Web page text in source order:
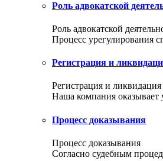
Роль адвокатской
Роль адвокатской
Процесс урегулирования
Регистрация и
Регистрация и
Наша компания оказывает
Процесс доказывания
Процесс доказывания
Согласно судебным